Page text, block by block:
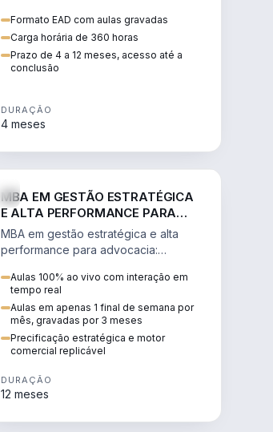
gestão de equipes criativas.
Formato EAD com aulas gravadas
Carga horária de 360 horas
Prazo de 4 a 12 meses, acesso até a
conclusão
DURAÇÃO
4 meses
MBA EM GESTÃO ESTRATÉGICA
E ALTA PERFORMANCE PARA
ADVOCACIA
MBA em gestão estratégica e alta
performance para advocacia:
escalável, lucrativo e bem
precificado.
Aulas 100% ao vivo com interação em
tempo real
Aulas em apenas 1 final de semana por
mês, gravadas por 3 meses
Precificação estratégica e motor
comercial replicável
DURAÇÃO
12 meses